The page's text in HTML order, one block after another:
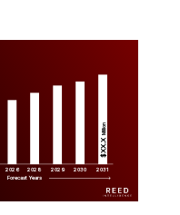
2026 2028 2029 2030 2031
$XX.X
Million
Forecast Years